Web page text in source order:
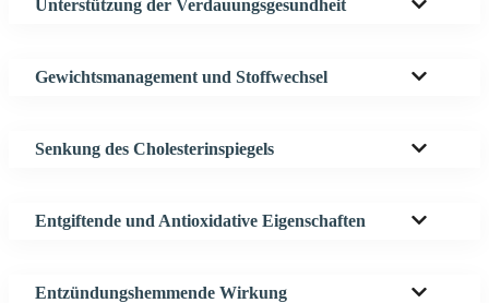
Unterstützung der Verdauungsgesundheit
Gewichtsmanagement und Stoffwechsel
Senkung des Cholesterinspiegels
Entgiftende und Antioxidative Eigenschaften
Entzündungshemmende Wirkung